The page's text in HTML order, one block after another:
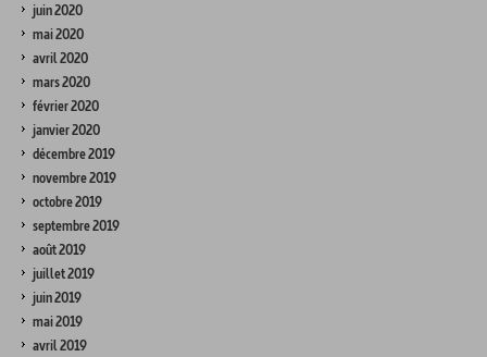
juin 2020
mai 2020
avril 2020
mars 2020
février 2020
janvier 2020
décembre 2019
novembre 2019
octobre 2019
septembre 2019
août 2019
juillet 2019
juin 2019
mai 2019
avril 2019